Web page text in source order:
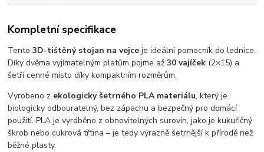
Kompletní specifikace
Tento3D-tištěný stojan na vejce je ideální pomocník do lednice.
Díky dvěma vyjímatelným platům pojme až30 vajíček (2×15) a
šetří cenné místo díky kompaktním rozměrům.
Vyrobeno z ekologicky šetrného PLA materiálu, který je
biologicky odbouratelný, bez zápachu a bezpečný pro domácí
použití. PLA je vyráběno z obnovitelných surovin, jako je kukuřičný
škrob nebo cukrová třtina – je tedy výrazně šetrnější k přírodě než
běžné plasty.